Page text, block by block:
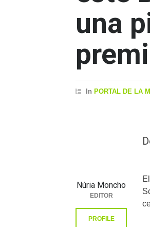
una
In PORTAL DE LA
El
Núria Moncho
EDITOR
PROFILE